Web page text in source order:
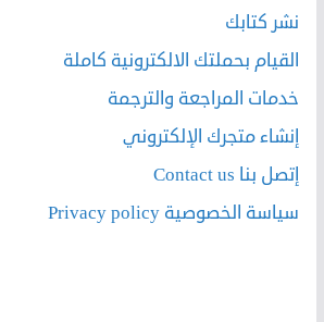
نشر كتابك
القيام بحملتك الالكترونية كاملة
خدمات المراجعة والترجمة
إنشاء متجرك الإلكتروني
إتصل بنا Contact us
سياسة الخصوصية Privacy policy